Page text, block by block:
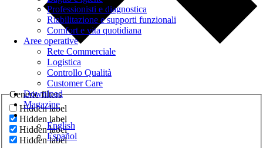
Generic filters
Hidden label
Hidden label
Hidden label
Hidden label
Professionisti e diagnostica
Riabilitazione e supporti funzionali
Comfort e vita quotidiana
Aree operative
Rete Commerciale
Logistica
Controllo Qualità
Customer Care
Download
Magazine
English
Español